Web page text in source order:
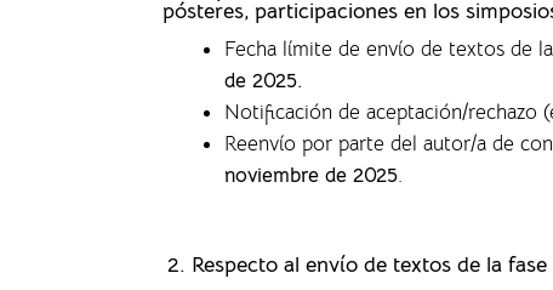
pósteres, participaciones en los
Fecha límite de envío de textos de
de 2025.
Notificación de aceptación/rechazo
Reenvío por parte del autor/a de
noviembre de 2025.
2. Respecto al envío de textos de la